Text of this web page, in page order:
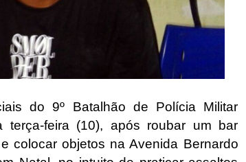
do 9º Batalhão de Polícia Militar
terça-feira (10), após roubar um bar
colocar objetos na Avenida Bernardo